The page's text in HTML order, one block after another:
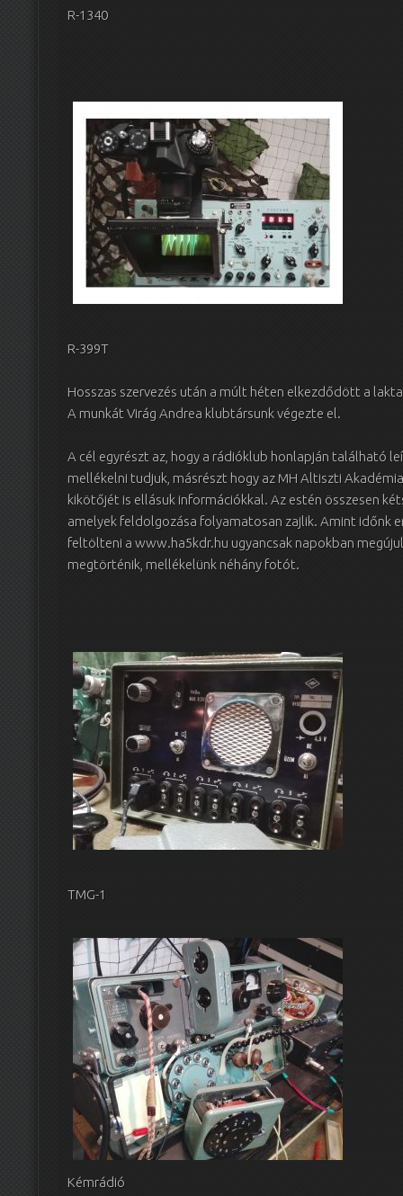
R-1340
R-399T
Hosszas szervezés után a múlt héten elkezdődött a
A munkát Virág Andrea klubtársunk végezte el.
A cél egyrészt az, hogy a rádióklub honlapján található
mellékelni tudjuk, másrészt hogy az MH Altiszti
kikötőjét is ellásuk információkkal. Az estén összesen
amelyek feldolgozása folyamatosan zajlik. Amint időnk
feltölteni a www.ha5kdr.hu ugyancsak napokban
megtörténik, mellékelünk néhány fotót.
TMG-1
Kémrádió